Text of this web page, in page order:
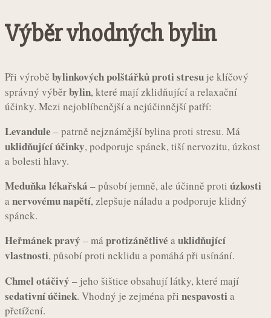
Výběr vhodných bylin
Při výrobě bylinkových polštářků proti stresu je klíčový
správný výběrbylin, které mají zklidňující a relaxační
účinky. Mezi nejoblíbenější a nejúčinnější patří:
Levandule – patrně nejznámější bylina proti stresu. Má
uklidňující účinky, podporuje spánek, tiší nervozitu, úzkost
a bolesti hlavy.
Meduňka lékařská – působí jemně, ale účinně proti úzkosti
a nervovému napětí, zlepšuje náladu a podporuje klidný
spánek.
Heřmánek pravý – má protizánětlivé a uklidňující
vlastnosti, působí proti neklidu a pomáhá při usínání.
Chmel otáčivý – jeho šištice obsahují látky, které mají
sedativní účinek. Vhodný je zejména při nespavosti a
přetížení.